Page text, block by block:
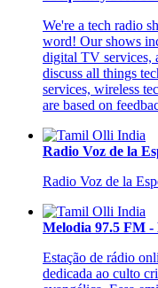
We're a tech radio
word! Our shows
digital TV services,
discuss all things
services, wireless
are based on
Radio Voz de la
Radio Voz de la
Melodia 97.5 FM -
Estação de rádio
dedicada ao culto